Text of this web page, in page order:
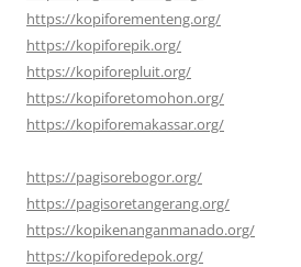
https://kopiforementeng.org/
https://kopiforepik.org/
https://kopiforepluit.org/
https://kopiforetomohon.org/
https://kopiforemakassar.org/
https://pagisorebogor.org/
https://pagisoretangerang.org/
https://kopikenanganmanado.org/
https://kopiforedepok.org/